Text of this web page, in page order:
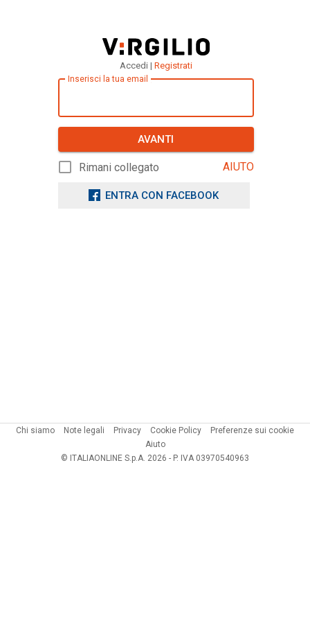
Accedi | Registrati
Inserisci la tua email
AVANTI
Rimani collegato AIUTO
ENTRA CON FACEBOOK
Chi siamo Note legali Privacy Cookie Policy
Preferenze sui cookie
Aiuto
© ITALIAONLINE S.p.A. 2026 - P. IVA 03970540963